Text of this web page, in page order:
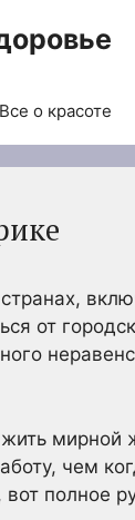
Все о красоте
от
чем
полное